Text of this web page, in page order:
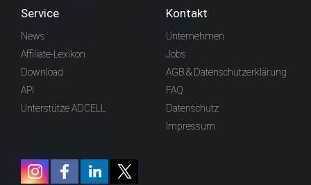
Service
News
Affiliate-Lexikon
Download
API
Unterstütze ADCELL
Kontakt
Unternehmen
Jobs
AGB & Datenschutzerklärung
FAQ
Datenschutz
Impressum